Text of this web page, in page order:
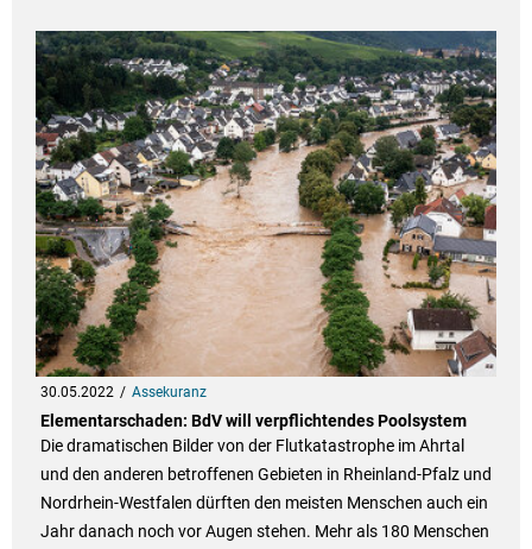
30.05.2022 Assekuranz
Elementarschaden: BdV will verpflichtendes Poolsystem
Die dramatischen Bilder von der Flutkatastrophe im Ahrtal
und den anderen betroffenen Gebieten in Rheinland-Pfalz und
Nordrhein-Westfalen dürften den meisten Menschen auch ein
Jahr danach noch vor Augen stehen. Mehr als 180 Menschen